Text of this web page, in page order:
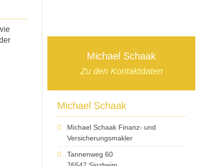
Michael Schaak
Zu den Kontaktdaten
Michael Schaak
Michael Schaak Finanz- und
Versicherungsmakler
Tannenweg 60